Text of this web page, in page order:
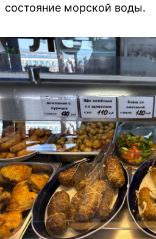
состояние морской воды.